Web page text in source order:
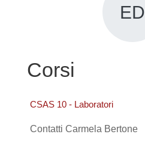
ED
Corsi
CSAS 10 - Laboratori
Contatti Carmela Bertone